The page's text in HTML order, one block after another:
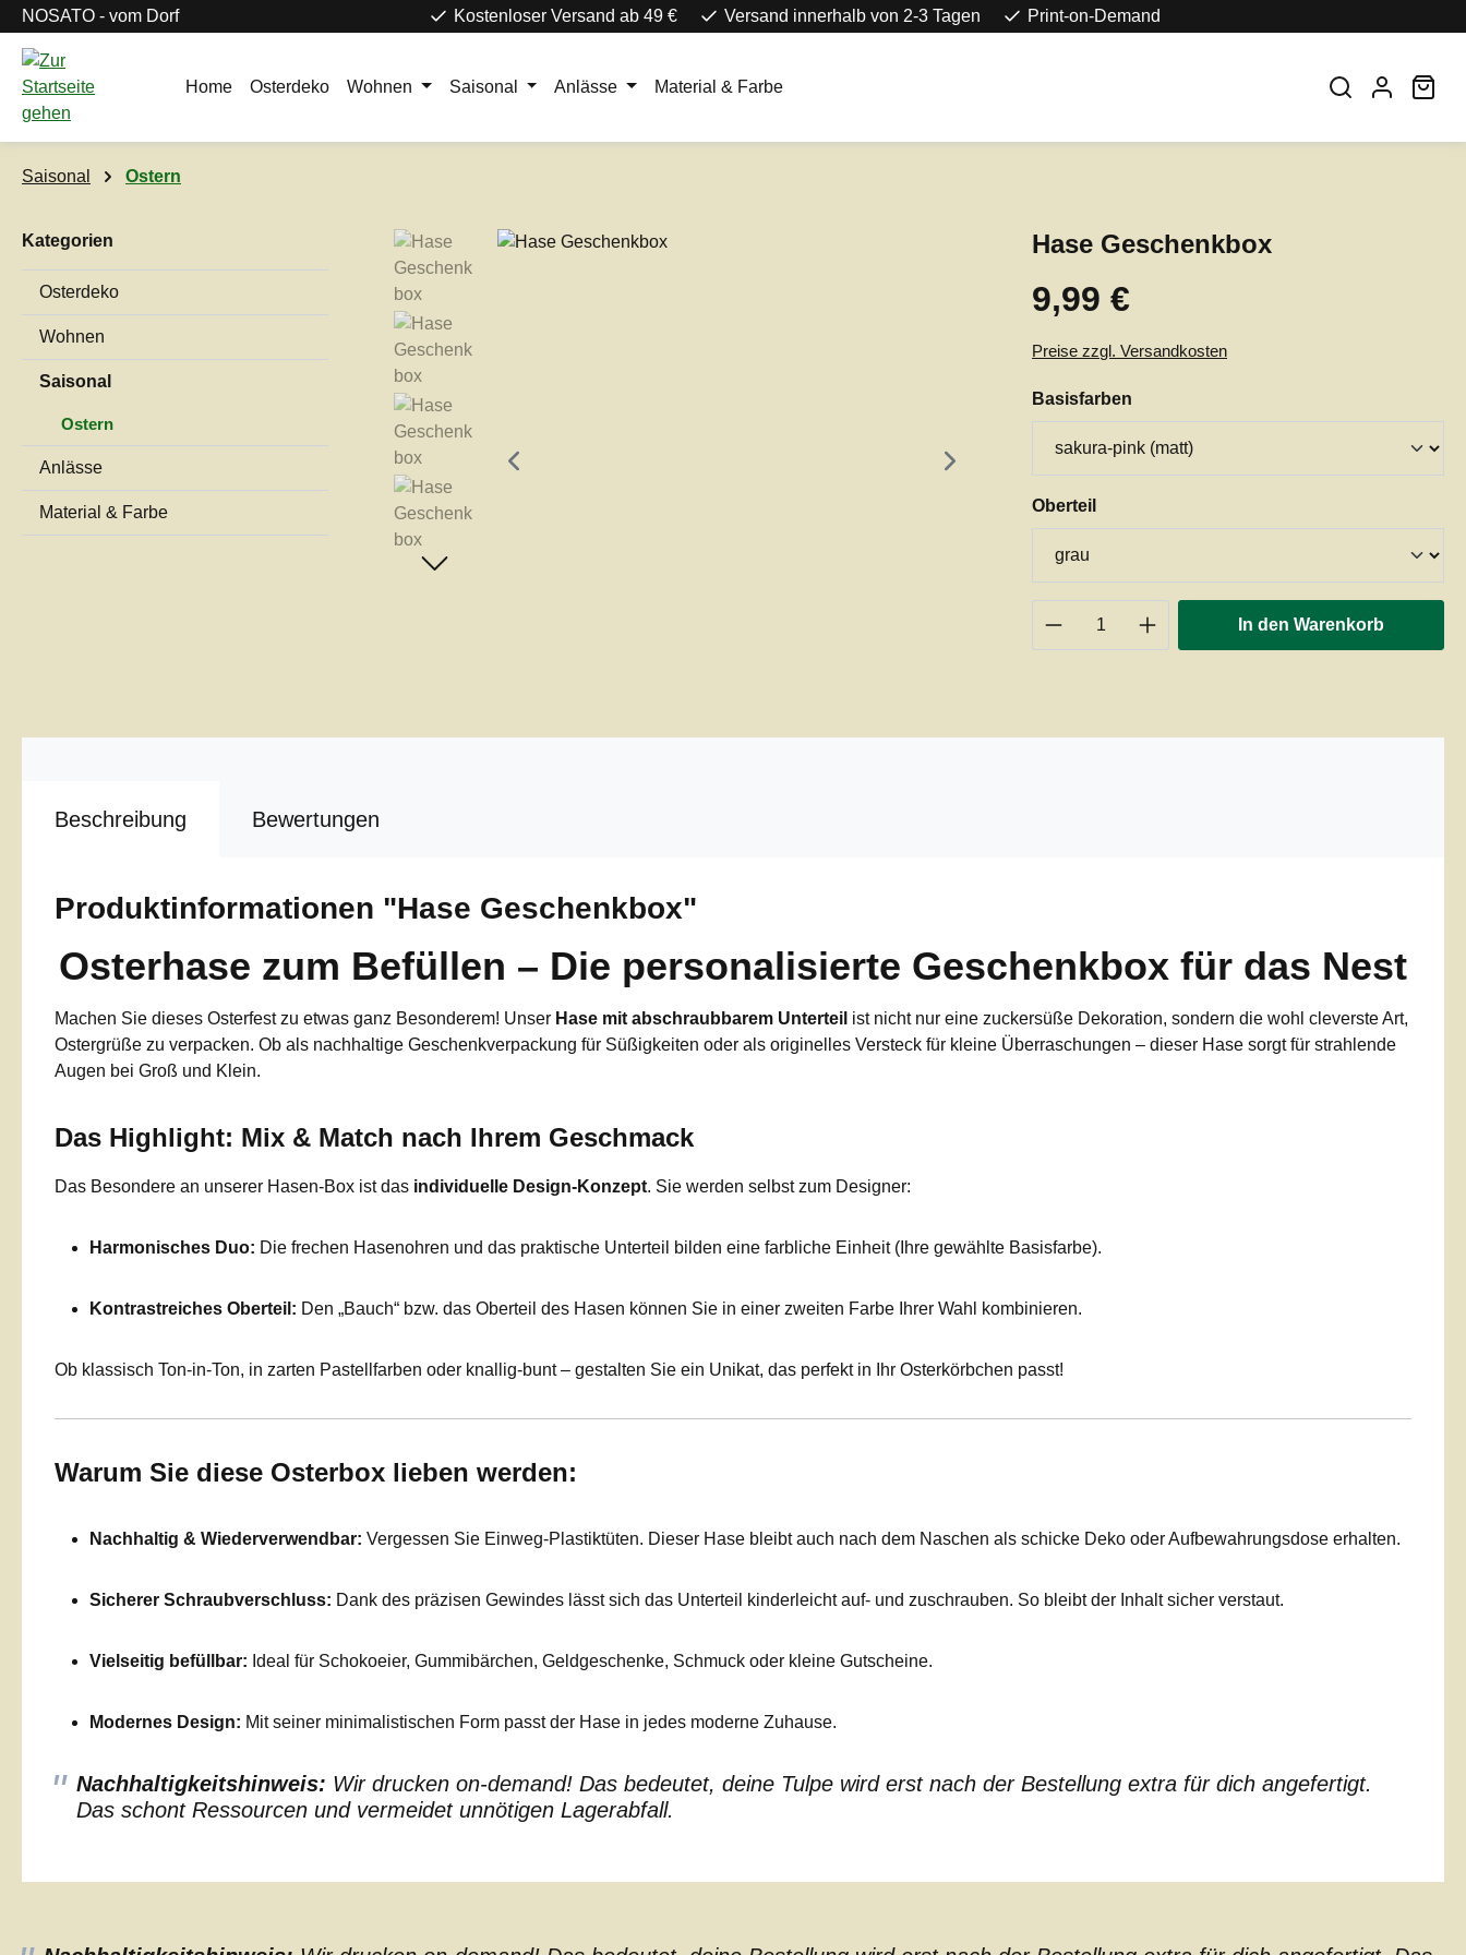
Hauptinhalt springen
Zur Suche springen
Zur Hauptnavigation springen
NOSATO - vom Dorf Kostenloser Versand ab 49 € Versand innerhalb von 2-3 Tagen Print-on-Demand
Home Osterdeko Wohnen Saisonal Anlässe Material & Farbe
Saisonal Ostern
Kategorien
Osterdeko
Wohnen
Saisonal
Ostern
Anlässe
Material & Farbe
Bildergalerie überspringen Hase Geschenkbox
Regulärer Preis:
9,99 €
Preise zzgl. Versandkosten
Basisfarben
Oberteilauswählen
Produkt Anzahl: Gib den
In den Warenkorb
Beschreibung Bewertungen
Produktinformationen "Hase Geschenkbox"
Osterhase zum Befüllen – Die personalisierte Geschenkbox für das Nest
Machen Sie dieses Osterfest zu etwas ganz Besonderem! Unser Hase mit abschraubbarem Unterteil ist nicht nur eine zuckersüße Dekoration, sondern die wohl cleverste Art,
Ostergrüße zu verpacken. Ob als nachhaltige Geschenkverpackung für Süßigkeiten oder als originelles Versteck für kleine Überraschungen – dieser Hase sorgt für strahlende
Augen bei Groß und Klein.
Das Highlight: Mix & Match nach Ihrem Geschmack
Das Besondere an unserer Hasen-Box ist das individuelle Design-Konzept. Sie werden selbst zum Designer:
Harmonisches Duo: Die frechen Hasenohren und das praktische Unterteil bilden eine farbliche Einheit (Ihre gewählte Basisfarbe).
Kontrastreiches Oberteil: Den „Bauch“ bzw. das Oberteil des Hasen können Sie in einer zweiten Farbe Ihrer Wahl kombinieren.
Ob klassisch Ton-in-Ton, in zarten Pastellfarben oder knallig-bunt – gestalten Sie ein Unikat, das perfekt in Ihr Osterkörbchen passt!
Warum Sie diese Osterbox lieben werden:
Nachhaltig & Wiederverwendbar: Vergessen Sie Einweg-Plastiktüten. Dieser Hase bleibt auch nach dem Naschen als schicke Deko oder Aufbewahrungsdose erhalten.
Sicherer Schraubverschluss: Dank des präzisen Gewindes lässt sich das Unterteil kinderleicht auf- und zuschrauben. So bleibt der Inhalt sicher verstaut.
Vielseitig befüllbar: Ideal für Schokoeier, Gummibärchen, Geldgeschenke, Schmuck oder kleine Gutscheine.
Modernes Design: Mit seiner minimalistischen Form passt der Hase in jedes moderne Zuhause.
Nachhaltigkeitshinweis: Wir drucken on-demand! Das bedeutet, deine Tulpe wird erst nach der Bestellung extra für dich angefertigt.
Das schont Ressourcen und vermeidet unnötigen Lagerabfall.